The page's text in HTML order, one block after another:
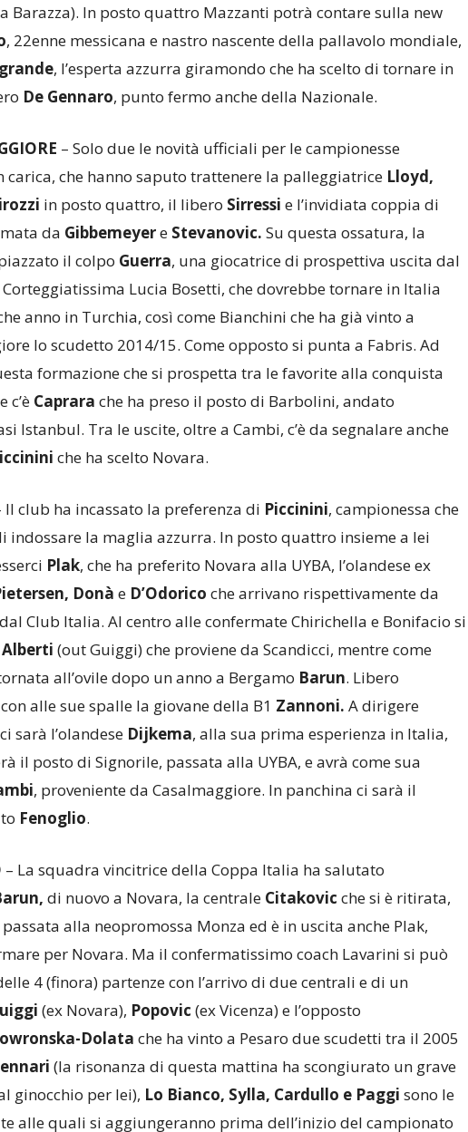
Barazza). In posto quattro Mazzanti potrà contare sulla new
, 22enne messicana e nastro nascente della pallavolo mondiale,
, l’esperta azzurra giramondo che ha scelto di tornare in
De Gennaro, punto fermo anche della Nazionale.
– Solo due le novità ufficiali per le campionesse
carica, che hanno saputo trattenere la palleggiatrice Lloyd,
in posto quattro, il libero Sirressi e l’invidiata coppia di
da Gibbemeyere Stevanovic. Su questa ossatura, la
il colpo Guerra, una giocatrice di prospettiva uscita dal
Lucia Bosetti, che dovrebbe tornare in Italia
anno in Turchia, così come Bianchini che ha già vinto a
lo scudetto 2014/15. Come opposto si punta a Fabris. Ad
formazione che si prospetta tra le favorite alla conquista
c’è Caprara che ha preso il posto di Barbolini, andato
Istanbul. Tra le uscite, oltre a Cambi, c’è da segnalare anche
che ha scelto Novara.
club ha incassato la preferenza di Piccinini, campionessa che
indossare la maglia azzurra. In posto quattro insieme a lei
Plak, che ha preferito Novara alla UYBA, l’olandese ex
Donà e D’Odorico che arrivano rispettivamente da
Club Italia. Al centro alle confermate Chirichella e Bonifacio si
Alberti (out Guiggi) che proviene da Scandicci, mentre come
all’ovile dopo un anno a Bergamo Barun. Libero
con alle sue spalle la giovane della B1 Zannoni. A dirigere
sarà l’olandese Dijkema, alla sua prima esperienza in Italia,
il posto di Signorile, passata alla UYBA, e avrà come sua
, proveniente da Casalmaggiore. In panchina ci sarà il
Fenoglio.
– La squadra vincitrice della Coppa Italia ha salutato
di nuovo a Novara, la centrale Citakovic che si è ritirata,
passata alla neopromossa Monza ed è in uscita anche Plak,
per Novara. Ma il confermatissimo coach Lavarini si può
4 (finora) partenze con l’arrivo di due centrali e di un
(ex Novara), Popovic (ex Vicenza) e l’opposto
Dolata che ha vinto a Pesaro due scudetti tra il 2005
(la risonanza di questa mattina ha scongiurato un grave
ginocchio per lei), Lo Bianco, Sylla, Cardullo e Paggi sono le
alle quali si aggiungeranno prima dell’inizio del campionato